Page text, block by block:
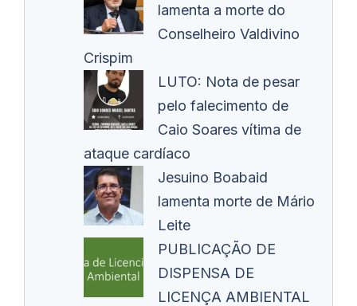
lamenta a morte do
Conselheiro Valdivino
Crispim
LUTO: Nota de pesar
pelo falecimento de
Caio Soares vítima de
ataque cardíaco
Jesuino Boabaid
lamenta morte de Mário
Leite
PUBLICAÇÃO DE
DISPENSA DE
LICENÇA AMBIENTAL